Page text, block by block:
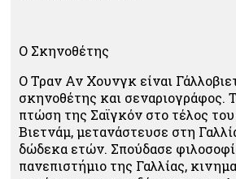
Ο Σκηνοθέτης
Ο Τραν Αν Χουνγκ είναι
σκηνοθέτης και σεναριογράφος.
πτώση της Σαϊγκόν στο τέλος
Βιετνάμ, μετανάστευσε στη
δώδεκα ετών. Σπούδασε
πανεπιστήμιο της Γαλλίας,